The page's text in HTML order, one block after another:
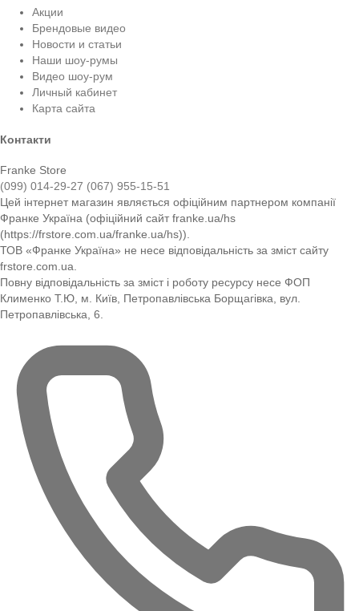
Акции
Брендовые видео
Новости и статьи
Наши шоу-румы
Видео шоу-рум
Личный кабинет
Карта сайта
Контакти
Franke Store
(099) 014-29-27 (067) 955-15-51
Цей інтернет магазин являється офіційним партнером компанії
Франке Україна (офіційний сайт franke.ua/hs
(https://frstore.com.ua/franke.ua/hs)).
ТОВ «Франке Україна» не несе відповідальність за зміст сайту
frstore.com.ua.
Повну відповідальність за зміст і роботу ресурсу несе ФОП
Клименко Т.Ю, м. Київ, Петропавлівська Борщагівка, вул.
Петропавлівська, 6.